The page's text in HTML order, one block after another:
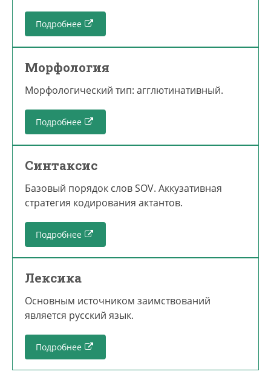
Подробнее
Морфология
Морфологический тип: агглютинативный.
Подробнее
Синтаксис
Базовый порядок слов SOV. Аккузативная
стратегия кодирования актантов.
Подробнее
Лексика
Основным источником заимствований
является русский язык.
Подробнее